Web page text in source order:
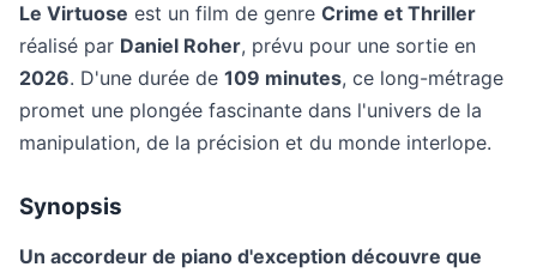
Le Virtuose est un film de genre Crime et Thriller
réalisé par Daniel Roher, prévu pour une sortie en
2026. D'une durée de 109 minutes, ce long-métrage
promet une plongée fascinante dans l'univers de la
manipulation, de la précision et du monde interlope.
Synopsis
Un accordeur de piano d'exception découvre que